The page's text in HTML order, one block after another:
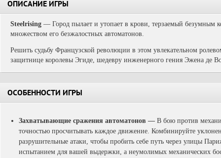
ОПИСАНИЕ ИГРЫ
Steelrising — Город пылает и утопает в крови, терзаемый
множеством его безжалостных автоматонов.
Решить судьбу Французской революции в этом увлекательном
защитнице королевы Эгиде, шедевру инженерного гения Эжена де
ОСОБЕННОСТИ ИГРЫ
Захватывающие сражения автоматонов — В бою против
точностью просчитывать каждое движение. Комбинируйте
разрушительные атаки, чтобы пробить себе путь через улицы
испытанием для вашей выдержки, а неумолимых механических